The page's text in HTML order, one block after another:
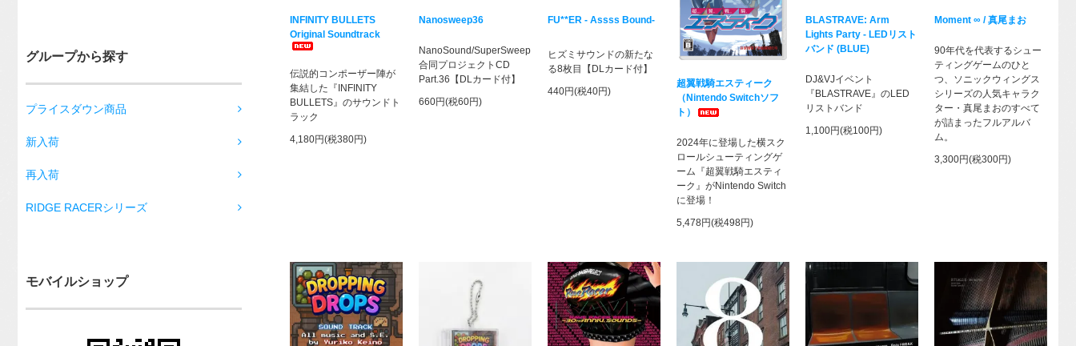
グループから探す
プライスダウン商品
新入荷
再入荷
RIDGE RACERシリーズ
モバイルショップ
INFINITY BULLETS
Original Soundtrack
伝説的コンポーザー陣が
集結した『INFINITY
BULLETS』のサウンドト
ラック
4,180円(税380円)
Nanosweep36
NanoSound/SuperSweep
合同プロジェクトCD
Part.36【DLカード付】
660円(税60円)
FU**ER - Assss Bound-
ヒズミサウンドの新たな
る8枚目【DLカード付】
440円(税40円)
超翼戦騎エスティーク
（Nintendo Switchソフ
ト）
2024年に登場した横スク
ロールシューティングゲ
ーム『超翼戦騎エスティ
ーク』がNintendo Switch
に登場！
5,478円(税498円)
BLASTRAVE: Arm
Lights Party - LEDリスト
バンド (BLUE)
DJ&VJイベント
『BLASTRAVE』のLED
リストバンド
1,100円(税100円)
Moment ∞ / 真尾まお
90年代を代表するシュー
ティングゲームのひと
つ、ソニックウィングス
シリーズの人気キャラク
ター・真尾まおのすべて
が詰まったフルアルバ
ム。
3,300円(税300円)